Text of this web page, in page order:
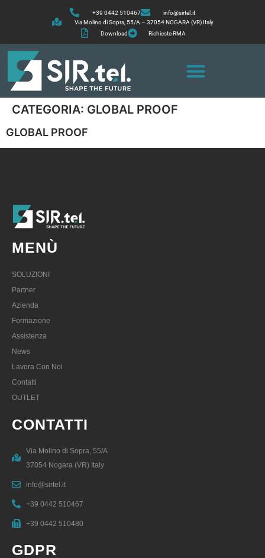
+39 0442 510467
info@sirtel.it
Via Molino di Sopra, 55/A – 37054 NOGARA (VR) Italy
Download
Richieste RMA
CATEGORIA: GLOBAL PROOF
GLOBAL PROOF
MENÙ
SOLUZIONI
Partner
Azienda
Formazione
Assistenza
News
Lavora Con Noi
Contatti
OUTLET
CONTATTI
Via Molino di Sopra, 55/A
37054 Nogara (VR) Italy
info@sirtel.it
+39 0442 510467
+39 0442 510480
GDPR